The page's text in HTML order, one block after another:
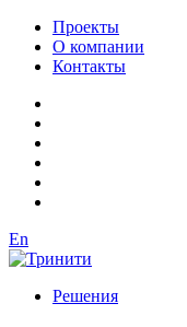
Проекты
О компании
Контакты
En
Решения